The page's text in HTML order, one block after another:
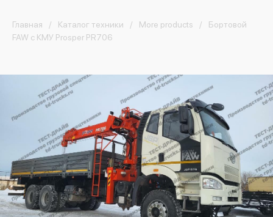
Главная Каталог техники More products
Бортовой
FAW с КМУ Prosper PR706